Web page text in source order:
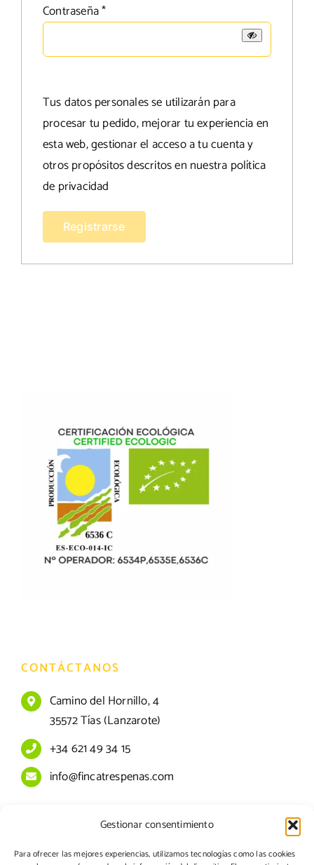
Gestionar consentimiento
Para ofrecer las mejores experiencias, utilizamos tecnologías como las cookies
Contraseña*Obligatorio
Tus datos personales se utilizarán para
procesar tu pedido, mejorar tu experiencia en
esta web, gestionar el acceso a tu cuenta y
otros propósitos descritos en nuestra política
de privacidad
Registrarse
CONTÁCTANOS
Camino del Hornillo, 4
35572 Tías (Lanzarote)
+34 621 49 34 15
info@fincatrespenas.com
Aviso legal
Política de cookies